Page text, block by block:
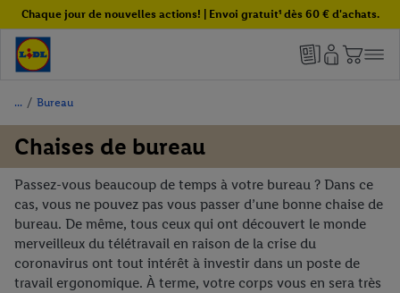
Chaque jour de nouvelles actions! | Envoi gratuit¹ dès 60 € d'achats.
/ Bureau
Chaises de bureau
Passez-vous beaucoup de temps à votre bureau ? Dans ce
cas, vous ne pouvez pas vous passer d’une bonne chaise de
bureau. De même, tous ceux qui ont découvert le monde
merveilleux du télétravail en raison de la crise du
coronavirus ont tout intérêt à investir dans un poste de
travail ergonomique. À terme, votre corps vous en sera très